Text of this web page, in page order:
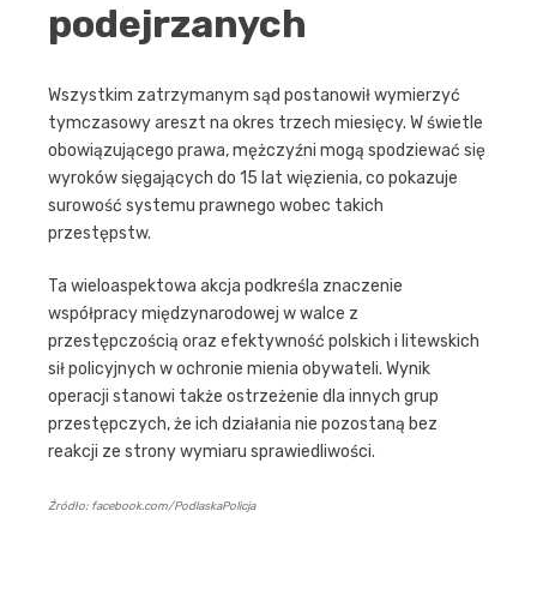
podejrzanych
Wszystkim zatrzymanym sąd postanowił wymierzyć
tymczasowy areszt na okres trzech miesięcy. W świetle
obowiązującego prawa, mężczyźni mogą spodziewać się
wyroków sięgających do 15 lat więzienia, co pokazuje
surowość systemu prawnego wobec takich
przestępstw.
Ta wieloaspektowa akcja podkreśla znaczenie
współpracy międzynarodowej w walce z
przestępczością oraz efektywność polskich i litewskich
sił policyjnych w ochronie mienia obywateli. Wynik
operacji stanowi także ostrzeżenie dla innych grup
przestępczych, że ich działania nie pozostaną bez
reakcji ze strony wymiaru sprawiedliwości.
Źródło: facebook.com/PodlaskaPolicja